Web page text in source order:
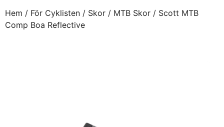
Hem / För Cyklisten / Skor / MTB Skor / Scott MTB
Comp Boa Reflective